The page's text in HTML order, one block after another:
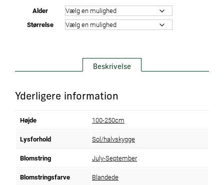
Alder
Størrelse
Beskrivelse
Yderligere information
Højde 100-250cm
Lysforhold Sol/halvskygge
Blomstring July-September
Blomstringsfarve Blandede